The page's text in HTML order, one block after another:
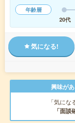
年齢層
20代
気になる!
興味が
「気に
「面談